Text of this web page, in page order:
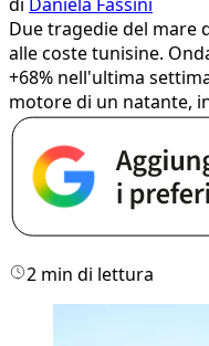
Due tragedie del mare
alle coste tunisine.
+68% nell'ultima
motore di un natante,
2 min di lettura